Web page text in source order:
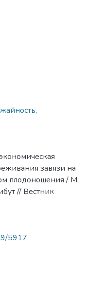
,
завязи на
плодоношения / М.
// Вестник
5917